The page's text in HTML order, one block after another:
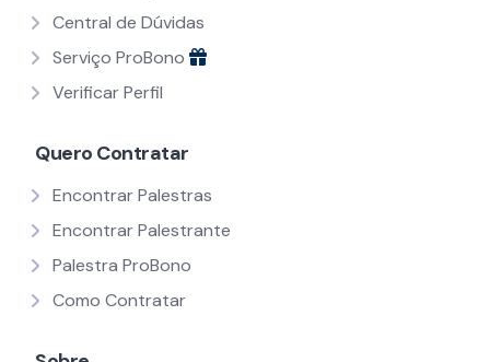
Central de Dúvidas
Serviço ProBono
Verificar Perfil
Quero Contratar
Encontrar Palestras
Encontrar Palestrante
Palestra ProBono
Como Contratar